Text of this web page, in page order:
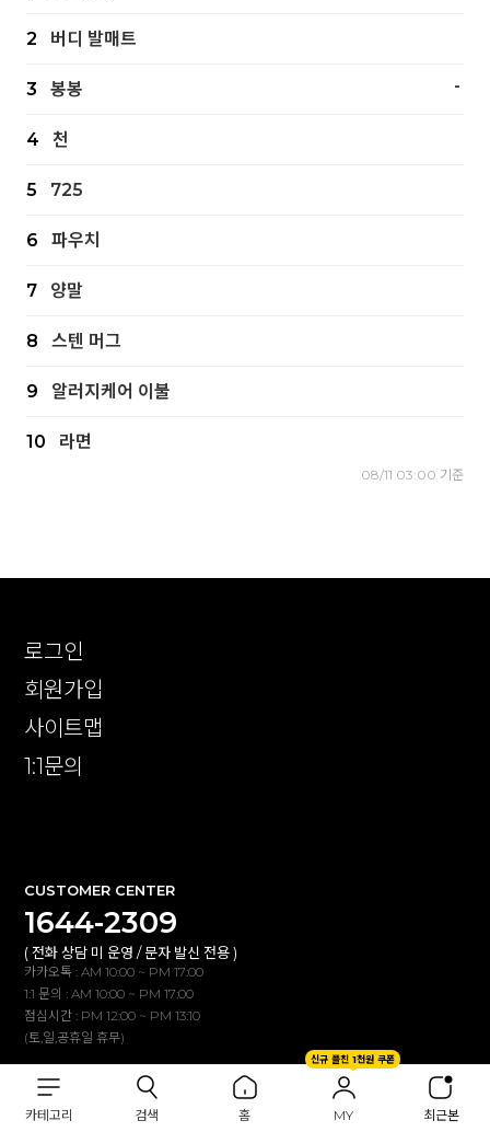
카테고리 검색 홈
신규 플친 1천원 쿠폰
MY 최근본
2 버디 발매트
3 봉봉 -
4 천
5 725
6 파우치
7 양말
8 스텐 머그
9 알러지케어 이불
10 라면
08/11 03:00 기준
로그인
회원가입
사이트맵
1:1문의
CUSTOMER CENTER
1644-2309
( 전화 상담 미 운영 / 문자 발신 전용 )
카카오톡 : AM 10:00 ~ PM 17:00
1:1 문의 : AM 10:00 ~ PM 17:00
점심시간 : PM 12:00 ~ PM 13:10
(토,일,공휴일 휴무)
BANK INFO